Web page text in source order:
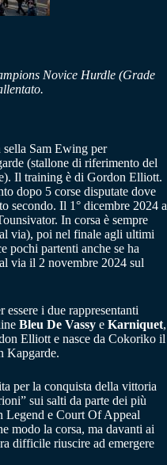
Novice Hurdle (Grade
Sam Ewing per
(stallone di riferimento del
Il training è di Gordon Elliott.
dopo 5 corse disputate dove
secondo. Il 1° dicembre 2024 a
In corsa è sempre
via), poi nel finale agli ultimi
pochi partenti anche se ha
via il 2 novembre 2024 sul
i due rappresentanti
Bleu De Vassy e Karniquet,
Elliott e nasce da Cokoriko il
Kapgarde.
per la conquista della vittoria
sui salti da parte dei più
Legend e Court Of Appeal
modo la corsa, ma davanti ai
difficile riuscire ad emergere